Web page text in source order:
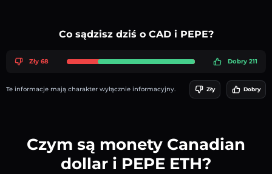
Co sądzisz dziś o CAD i PEPE?
Zły 68 Dobry 211
Te informacje mają charakter wyłącznie informacyjny. Zły Dobry
Czym są monety Canadian
dollar i PEPE ETH?